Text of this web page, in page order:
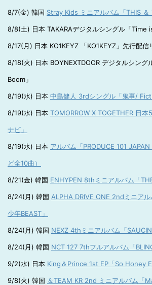
8/7(金) 韓国 Stray Kids ミニアルバム「THIS ＆
8/8(土) 日本 TAKARAデジタルシングル「Time
8/17(月) 日本 KO1KEYZ 「KO1KEYZ」先行配信
8/18(火) 日本 BOYNEXTDOOR デジタルシング
Boom」
8/19(水) 日本 中島健人 3rdシングル「鬼事/
8/19(水) 日本 TOMORROW X TOGETHER 日
ナビ」
8/19(水) 日本 アルバム「PRODUCE 101
ど全10曲）
8/21(金) 韓国 ENHYPEN 8thミニアルバム「
8/24(月) 韓国 ALPHA DRIVE ONE 2ndミニア
少年BEAST」
8/24(月) 韓国 NEXZ 4thミニアルバム「SAUCIN’
8/24(月) 韓国 NCT 127 7thフルアルバム「
9/2(水) 日本 King＆Prince 1st EP「So Honey
9/8(火) 韓国 ＆TEAM KR 2nd ミニアルバム「